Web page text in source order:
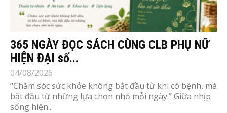
365 NGÀY ĐỌC SÁCH CÙNG CLB PHỤ NỮ
HIỆN ĐẠI số...
04/08/2026
“Chăm sóc sức khỏe không bắt đầu từ khi có bệnh, mà
bắt đầu từ những lựa chọn nhỏ mỗi ngày.” Giữa nhịp
sống hiện...